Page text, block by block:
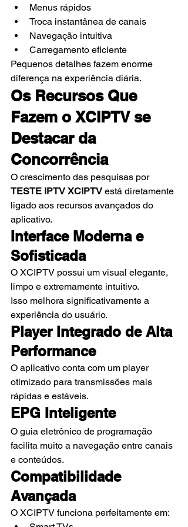
Menus rápidos
Troca instantânea de canais
Navegação intuitiva
Carregamento eficiente
Pequenos detalhes fazem enorme
diferença na experiência diária.
Os Recursos Que
Fazem o XCIPTV se
Destacar da
Concorrência
O crescimento das pesquisas por
TESTE IPTV XCIPTV está diretamente
ligado aos recursos avançados do
aplicativo.
Interface Moderna e
Sofisticada
O XCIPTV possui um visual elegante,
limpo e extremamente intuitivo.
Isso melhora significativamente a
experiência do usuário.
Player Integrado de Alta
Performance
O aplicativo conta com um player
otimizado para transmissões mais
rápidas e estáveis.
EPG Inteligente
O guia eletrônico de programação
facilita muito a navegação entre canais
e conteúdos.
Compatibilidade
Avançada
O XCIPTV funciona perfeitamente em: